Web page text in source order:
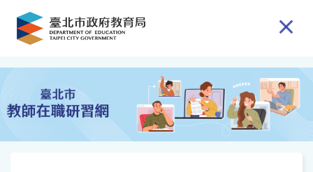
跳到主要內容